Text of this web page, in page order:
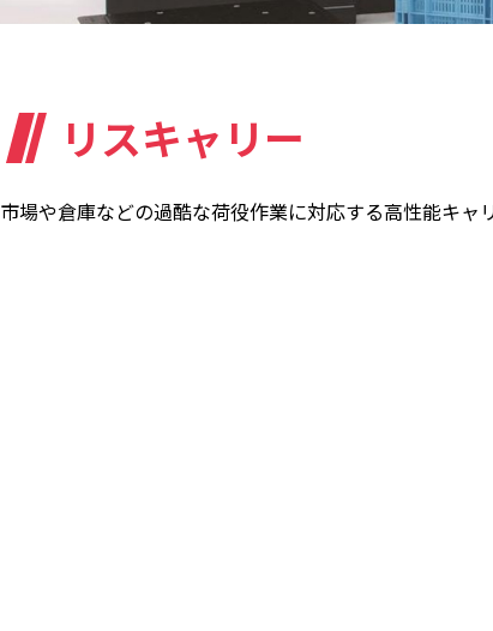
リスキャリー
市場や倉庫などの過酷な荷役作業に対応する高性能キャ